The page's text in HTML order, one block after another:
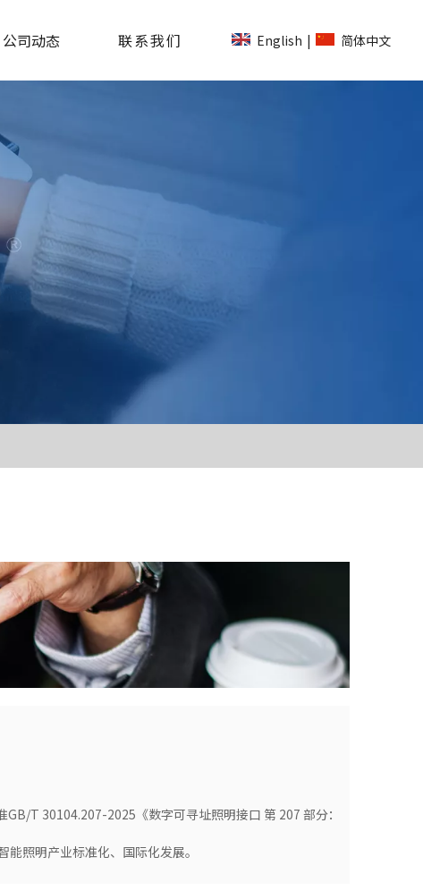
公司动态 联系我们 English | 简体中文
T 30104.207-2025《数字可寻址照明接口 第 207 部分：
照明产业标准化、国际化发展。